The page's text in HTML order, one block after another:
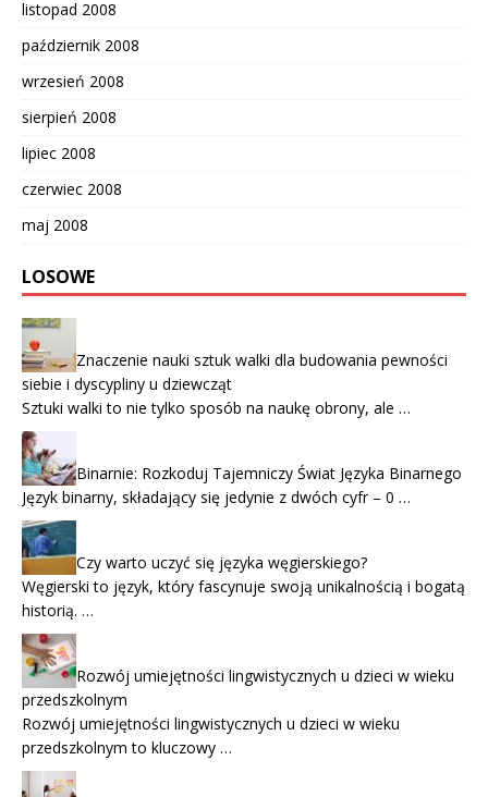
listopad 2008
październik 2008
wrzesień 2008
sierpień 2008
lipiec 2008
czerwiec 2008
maj 2008
LOSOWE
Znaczenie nauki sztuk walki dla budowania pewności
siebie i dyscypliny u dziewcząt
Sztuki walki to nie tylko sposób na naukę obrony, ale …
Binarnie: Rozkoduj Tajemniczy Świat Języka Binarnego
Język binarny, składający się jedynie z dwóch cyfr – 0 …
Czy warto uczyć się języka węgierskiego?
Węgierski to język, który fascynuje swoją unikalnością i bogatą
historią. …
Rozwój umiejętności lingwistycznych u dzieci w wieku
przedszkolnym
Rozwój umiejętności lingwistycznych u dzieci w wieku
przedszkolnym to kluczowy …